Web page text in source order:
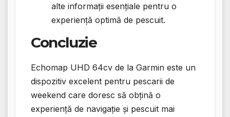
alte informații esențiale pentru o
experiență optimă de pescuit.
Concluzie
Echomap UHD 64cv de la Garmin este un
dispozitiv excelent pentru pescarii de
weekend care doresc să obțină o
experiență de navigație și pescuit mai